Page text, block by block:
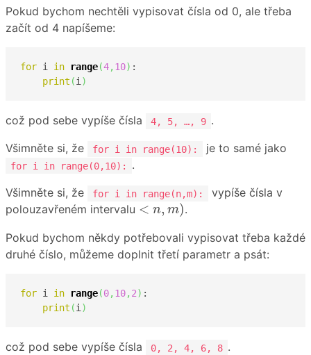
Pokud bychom nechtěli vypisovat čísla od 0, ale třeba
začít od 4 napíšeme:
for i in range(4, 10) :
print (i )
což pod sebe vypíše čísla 4, 5, …, 9 .
Všimněte si, že
for i in range(10): je to samé jako
for i in range(0,10):
.
Všimněte si, že
for i in range(n,m):
vypíše čísla v
polouzavřeném intervalu < n, m)
<n,m) .
Pokud bychom někdy potřebovali vypisovat třeba každé
druhé číslo, můžeme doplnit třetí parametr a psát:
for i in range(0, 10, 2) :
print (i )
což pod sebe vypíše čísla 0, 2, 4, 6, 8 .